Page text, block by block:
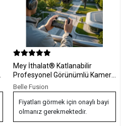
Mey İthalat® Katlanabilir
Profesyonel Görünümlü Kamera
Drone
Belle Fusion
Fiyatları görmek için onaylı bayi
olmanız gerekmektedir.